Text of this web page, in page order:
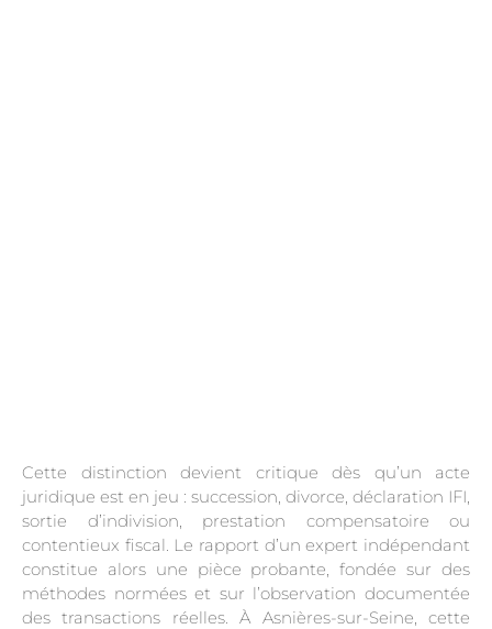
Cette distinction devient critique dès qu’un acte
juridique est en jeu : succession, divorce, déclaration IFI,
sortie d’indivision, prestation compensatoire ou
contentieux fiscal. Le rapport d’un expert indépendant
constitue alors une pièce probante, fondée sur des
méthodes normées et sur l’observation documentée
des transactions réelles. À Asnières-sur-Seine, cette